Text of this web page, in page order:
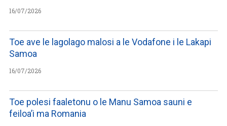
16/07/2026
Toe ave le lagolago malosi a le Vodafone i le Lakapi
Samoa
16/07/2026
Toe polesi faaletonu o le Manu Samoa sauni e
feiloa’i ma Romania